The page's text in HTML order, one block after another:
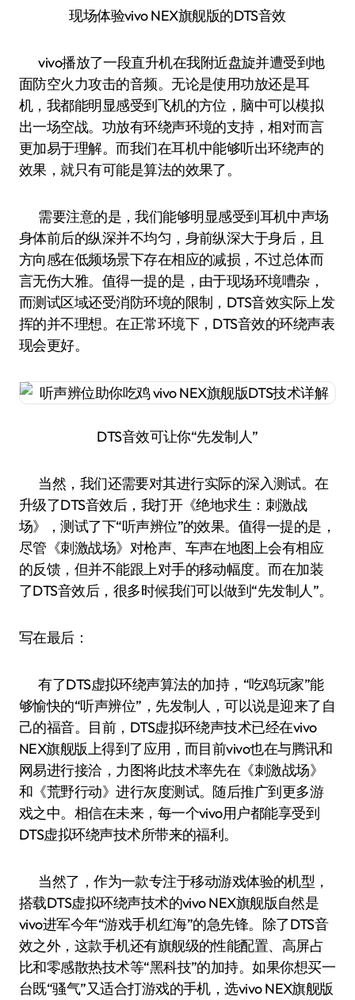
现场体验vivo NEX旗舰版的DTS音效
vivo播放了一段直升机在我附近盘旋并遭受到地
面防空火力攻击的音频。无论是使用功放还是耳
机，我都能明显感受到飞机的方位，脑中可以模拟
出一场空战。功放有环绕声环境的支持，相对而言
更加易于理解。而我们在耳机中能够听出环绕声的
效果，就只有可能是算法的效果了。
需要注意的是，我们能够明显感受到耳机中声场
身体前后的纵深并不均匀，身前纵深大于身后，且
方向感在低频场景下存在相应的减损，不过总体而
言无伤大雅。值得一提的是，由于现场环境嘈杂，
而测试区域还受消防环境的限制，DTS音效实际上发
挥的并不理想。在正常环境下，DTS音效的环绕声表
现会更好。
DTS音效可让你“先发制人”
当然，我们还需要对其进行实际的深入测试。在
升级了DTS音效后，我打开《绝地求生：刺激战
场》，测试了下“听声辨位”的效果。值得一提的是，
尽管《刺激战场》对枪声、车声在地图上会有相应
的反馈，但并不能跟上对手的移动幅度。而在加装
了DTS音效后，很多时候我们可以做到“先发制人”。
写在最后：
有了DTS虚拟环绕声算法的加持，“吃鸡玩家”能
够愉快的“听声辨位”，先发制人，可以说是迎来了自
己的福音。目前，DTS虚拟环绕声技术已经在vivo
NEX旗舰版上得到了应用，而目前vivo也在与腾讯和
网易进行接洽，力图将此技术率先在《刺激战场》
和《荒野行动》进行灰度测试。随后推广到更多游
戏之中。相信在未来，每一个vivo用户都能享受到
DTS虚拟环绕声技术所带来的福利。
当然了，作为一款专注于移动游戏体验的机型，
搭载DTS虚拟环绕声技术的vivo NEX旗舰版自然是
vivo进军今年“游戏手机红海”的急先锋。除了DTS音
效之外，这款手机还有旗舰级的性能配置、高屏占
比和零感散热技术等“黑科技”的加持。如果你想买一
台既“骚气”又适合打游戏的手机，选vivo NEX旗舰版